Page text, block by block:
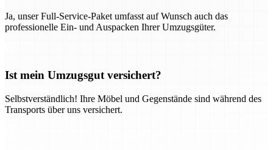
Ja, unser Full-Service-Paket umfasst auf Wunsch auch das
professionelle Ein- und Auspacken Ihrer Umzugsgüter.
Ist mein Umzugsgut versichert?
Selbstverständlich! Ihre Möbel und Gegenstände sind während des
Transports über uns versichert.